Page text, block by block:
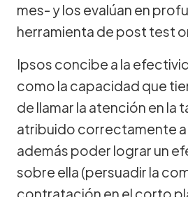
mes- y los evalúan en
herramienta de post test
Ipsos concibe a la
como la capacidad que
de llamar la atención en la
atribuido correctamente a
además poder lograr un
sobre ella (persuadir la
contratación en el corto